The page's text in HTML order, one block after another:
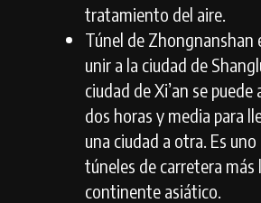
tratamiento del aire.
Túnel de Zhongnanshan
unir a la ciudad de
ciudad de Xi’an se puede
dos horas y media para
una ciudad a otra. Es uno
túneles de carretera más
continente asiático.